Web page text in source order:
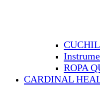
ROPA
CARDINAL